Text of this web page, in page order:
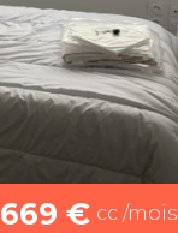
669 € cc /mois